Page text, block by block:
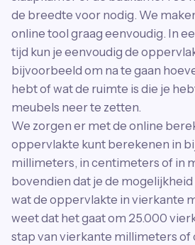
de breedte voor nodig. We
online tool graag eenvoudig. In
tijd kun je eenvoudig de
bijvoorbeeld om na te gaan
hebt of wat de ruimte is die je
meubels neer te zetten.
We zorgen er met de online
oppervlakte kunt berekenen in
millimeters, in centimeters of in
bovendien dat je de
wat de oppervlakte in vierkante
weet dat het gaat om 25.000
stap van vierkante millimeters